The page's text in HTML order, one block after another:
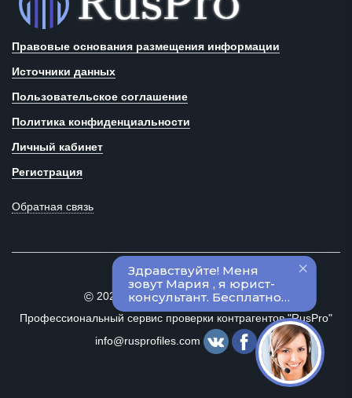
Правовые основания размещения информации
Источники данных
Пользовательское соглашение
Политика конфиденциальности
Личный кабинет
Регистрация
Обратная связь
©2020–2024 Все права защищены
Профессиональный сервис проверки контрагентов "RusPro"
info@rusprofiles.com